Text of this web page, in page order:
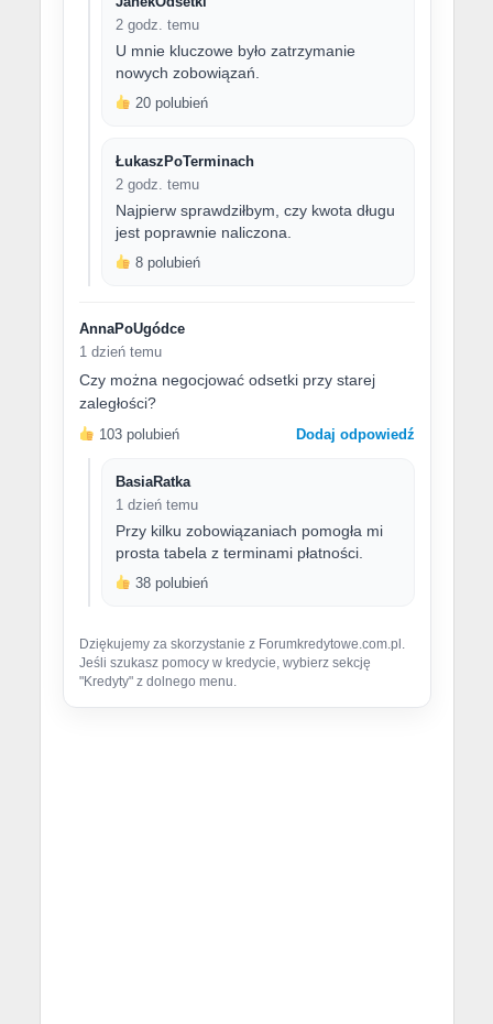
2 godz. temu
U mnie kluczowe było zatrzymanie
nowych zobowiązań.
20 polubień
ŁukaszPoTerminach
2 godz. temu
Najpierw sprawdziłbym, czy kwota długu
jest poprawnie naliczona.
8 polubień
AnnaPoUgódce
1 dzień temu
Czy można negocjować odsetki przy starej
zaległości?
103 polubień Dodaj odpowiedź
BasiaRatka
1 dzień temu
Przy kilku zobowiązaniach pomogła mi
prosta tabela z terminami płatności.
38 polubień
Dziękujemy za skorzystanie z Forumkredytowe.com.pl.
Jeśli szukasz pomocy w kredycie, wybierz sekcję
"Kredyty" z dolnego menu.